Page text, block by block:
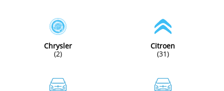
Chrysler
(2)
Citroen
(31)